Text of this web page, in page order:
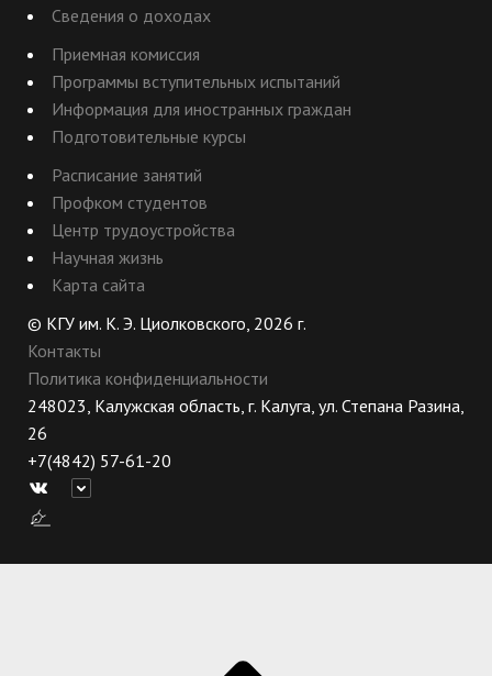
Сведения о доходах
Приемная комиссия
Программы вступительных испытаний
Информация для иностранных граждан
Подготовительные курсы
Расписание занятий
Профком студентов
Центр трудоустройства
Научная жизнь
Карта сайта
© КГУ им. К. Э. Циолковского, 2026 г.
Контакты
Политика конфиденциальности
248023, Калужская область, г. Калуга, ул. Степана Разина,
26
+7(4842) 57-61-20